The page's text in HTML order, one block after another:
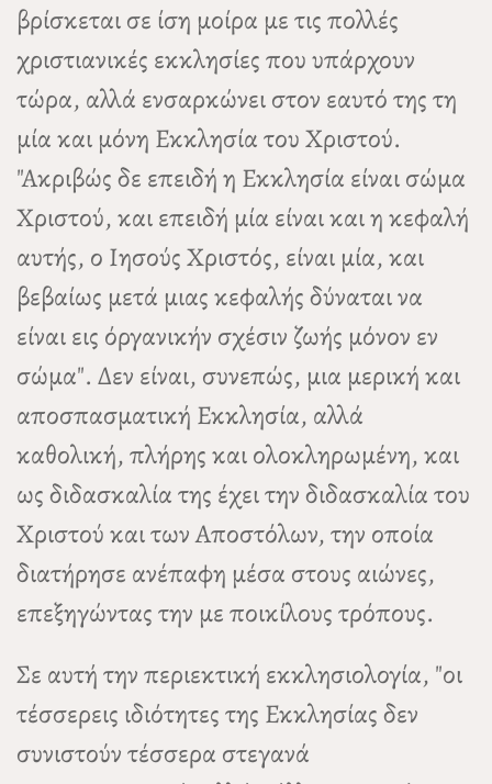
βρίσκεται σε ίση μοίρα με τις πολλές
χριστιανικές εκκλησίες που υπάρχουν
τώρα, αλλά ενσαρκώνει στον εαυτό της τη
μία και μόνη Εκκλησία του Χριστού.
"Ακριβώς δε επειδή η Εκκλησία είναι σώμα
Χριστού, και επειδή μία είναι και η κεφαλή
αυτής, ο Ιησούς Χριστός, είναι μία, και
βεβαίως μετά μιας κεφαλής δύναται να
είναι εις όργανικήν σχέσιν ζωής μόνον εν
σώμα". Δεν είναι, συνεπώς, μια μερική και
αποσπασματική Εκκλησία, αλλά
καθολική, πλήρης και ολοκληρωμένη, και
ως διδασκαλία της έχει την διδασκαλία του
Χριστού και των Αποστόλων, την οποία
διατήρησε ανέπαφη μέσα στους αιώνες,
επεξηγώντας την με ποικίλους τρόπους.
Σε αυτή την περιεκτική εκκλησιολογία, "οι
τέσσερεις ιδιότητες της Εκκλησίας δεν
συνιστούν τέσσερα στεγανά